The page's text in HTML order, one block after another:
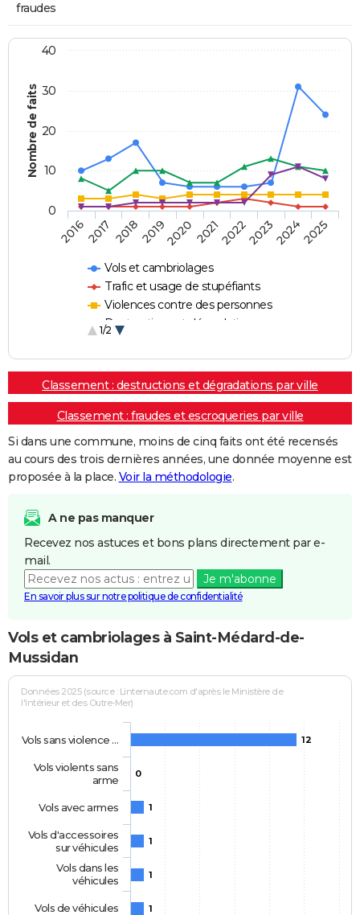
fraudes
Nombre de faits
Vols et cambriolages
Trafic et usage de stupéfiants
Violences contre des personnes
Destructions et dégradations
1/2
20162017 20182019202020212022202320242025
0
10
20
30
40
Classement : destructions et dégradations par ville
Classement : fraudes et escroqueries par ville
Si dans une commune, moins de cinq faits ont été recensés
au cours des trois dernières années, une donnée moyenne est
proposée à la place. Voir la méthodologie.
A ne pas manquer
Recevez nos astuces et bons plans directement par e-
mail.
Je m'abonne
En savoir plus sur notre politique de confidentialité
Vols et cambriolages à Saint-Médard-de-
Mussidan
Données 2025 (source : Linternaute.com d'après le Ministère de
l'Intérieur et des Outre-Mer)
12
0
1
1
1
1
Vols sans violence …
Vols violents sans
arme
Vols avec armes
Vols d'accessoires
sur véhicules
Vols dans les
véhicules
Vols de véhicules